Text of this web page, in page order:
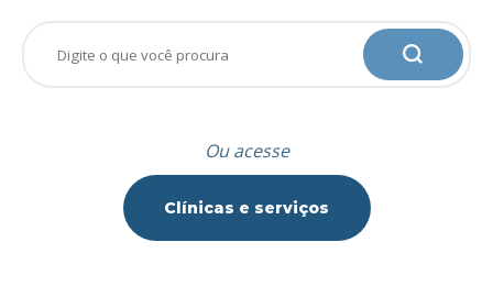
Ou acesse
Clínicas e serviços